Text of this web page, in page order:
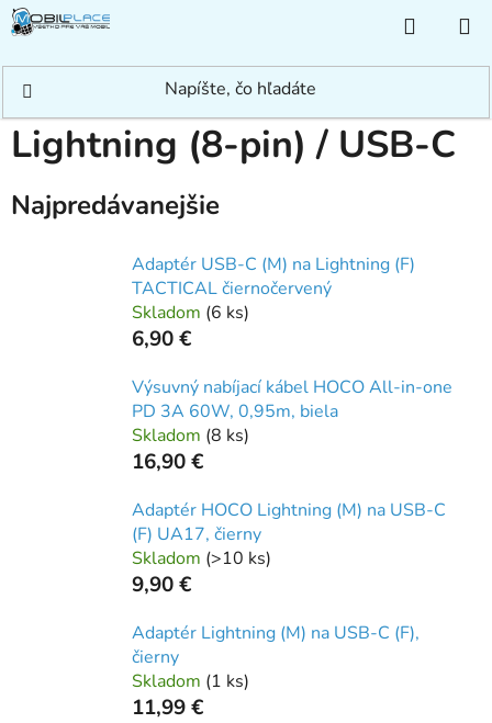
Prejsť
na
KOŠÍK
Redukcie/Adaptéry / Lightning (8-pin) / USB-C
Lightning (8-pin) / USB-C
Najpredávanejšie
Adaptér USB-C (M) na Lightning (F)
TACTICAL čiernočervený
Skladom (6 ks)
6,90 €
Výsuvný nabíjací kábel HOCO All-in-one
PD 3A 60W, 0,95m, biela
Skladom (8 ks)
16,90 €
Adaptér HOCO Lightning (M) na USB-C
(F) UA17, čierny
Skladom (>10 ks)
9,90 €
Adaptér Lightning (M) na USB-C (F),
čierny
Skladom (1 ks)
11,99 €